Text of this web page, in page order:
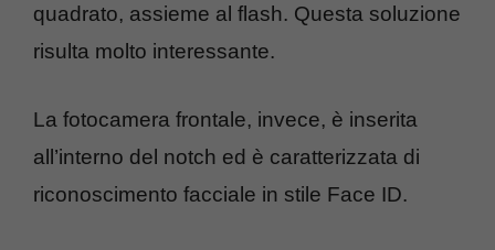
quadrato, assieme al flash. Questa soluzione
risulta molto interessante.
La fotocamera frontale, invece, è inserita
all’interno del notch ed è caratterizzata di
riconoscimento facciale in stile Face ID.